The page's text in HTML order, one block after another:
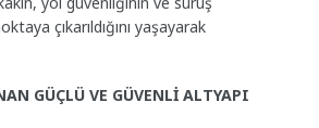
çıkarıldığını yaşayarak
GÜÇLÜ VE GÜVENLİ ALTYAPI